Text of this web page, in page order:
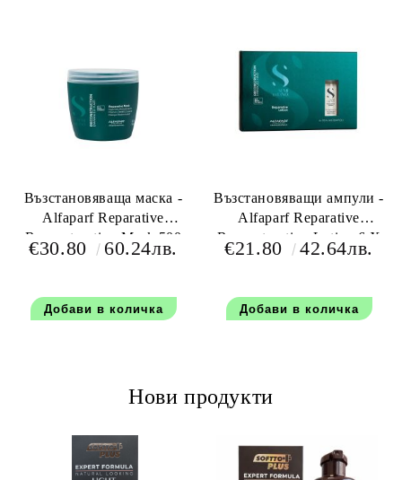
Възстановяваща маска -
Alfaparf Reparative
Reconstruction Mask 500
мл.
€30.80 60.24лв.
Възстановяващи ампули -
Alfaparf Reparative
Reconstruction Lotion 6 X
13 мл.
€21.80 42.64лв.
Нови продукти